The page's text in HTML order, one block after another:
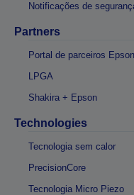
Notificações de
Partners
Portal de parceiros Epson
LPGA
Shakira + Epson
Technologies
Tecnologia sem calor
PrecisionCore
Tecnologia Micro Piezo